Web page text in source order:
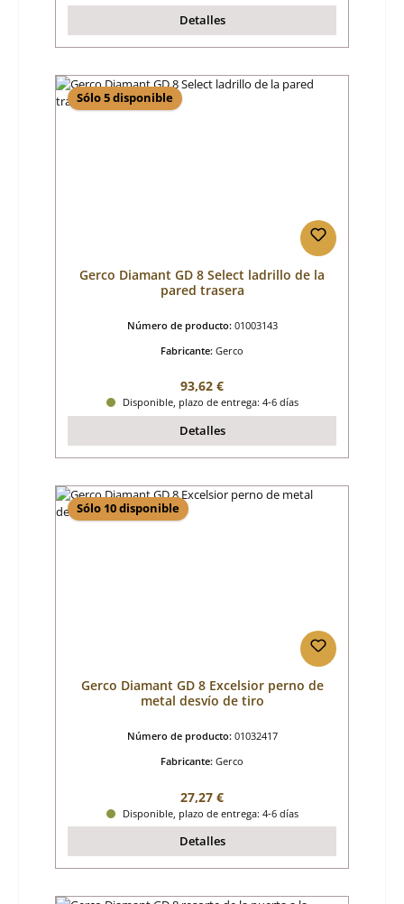
Detalles
Sólo 5 disponible
Gerco Diamant GD 8 Select ladrillo de la
pared trasera
Número de producto: 01003143
Fabricante: Gerco
Precio normal:
93,62 €
Disponible, plazo de entrega: 4-6 días
Detalles
Sólo 10 disponible
Gerco Diamant GD 8 Excelsior perno de
metal desvío de tiro
Número de producto: 01032417
Fabricante: Gerco
Precio normal:
27,27 €
Disponible, plazo de entrega: 4-6 días
Detalles